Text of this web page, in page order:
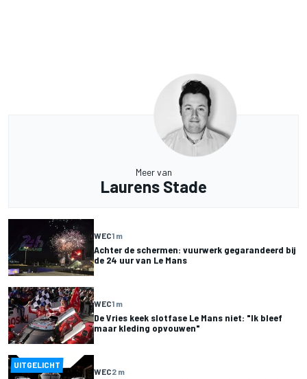
Meer van
Laurens Stade
WEC1 m
Achter de schermen: vuurwerk gegarandeerd bij
de 24 uur van Le Mans
WEC1 m
De Vries keek slotfase Le Mans niet: "Ik bleef
maar kleding opvouwen"
UITGELICHT
WEC2 m